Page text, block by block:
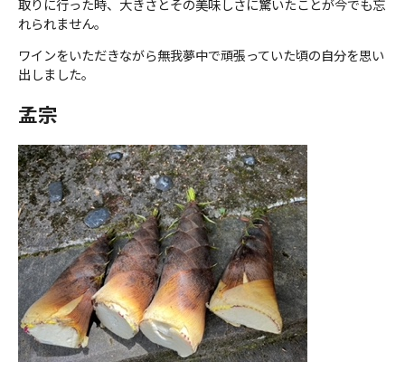
取りに行った時、大きさとその美味しさに驚いたことが今でも忘
れられません。
ワインをいただきながら無我夢中で頑張っていた頃の自分を思い
出しました。
孟宗